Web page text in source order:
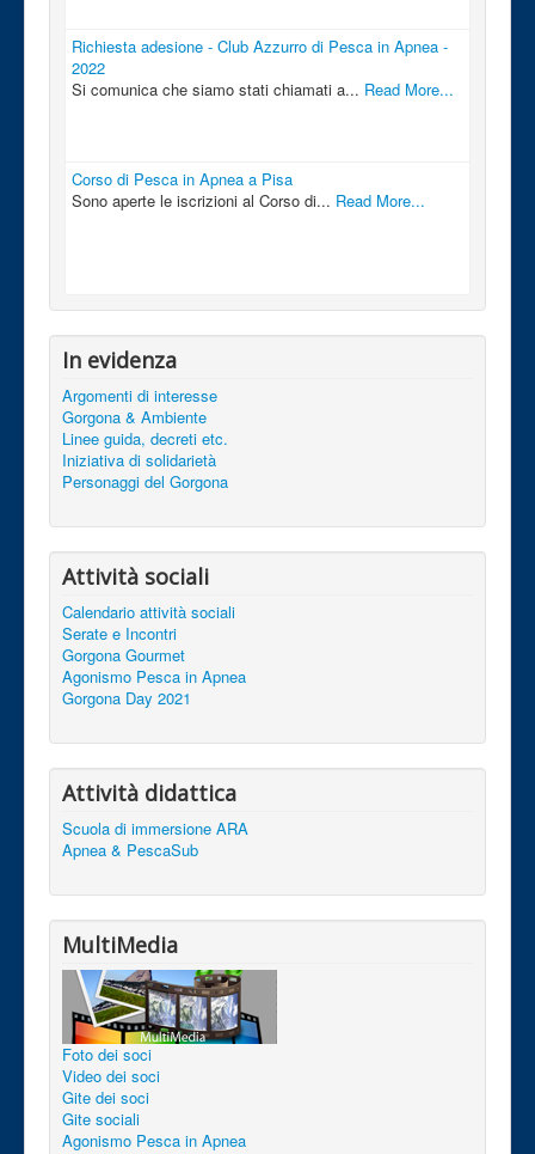
Richiesta adesione - Club Azzurro di Pesca in Apnea -
2022
Si comunica che siamo stati chiamati a... Read More...
Corso di Pesca in Apnea a Pisa
Sono aperte le iscrizioni al Corso di... Read More...
In evidenza
Argomenti di interesse
Gorgona & Ambiente
Linee guida, decreti etc.
Iniziativa di solidarietà
Personaggi del Gorgona
Attività sociali
Calendario attività sociali
Serate e Incontri
Gorgona Gourmet
Agonismo Pesca in Apnea
Gorgona Day 2021
Attività didattica
Scuola di immersione ARA
Apnea & PescaSub
MultiMedia
Foto dei soci
Video dei soci
Gite dei soci
Gite sociali
Agonismo Pesca in Apnea